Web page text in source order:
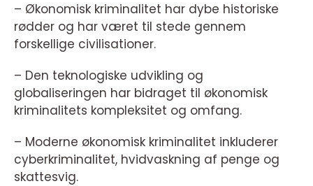
– Økonomisk kriminalitet har dybe historiske
rødder og har været til stede gennem
forskellige civilisationer.
– Den teknologiske udvikling og
globaliseringen har bidraget til økonomisk
kriminalitets kompleksitet og omfang.
– Moderne økonomisk kriminalitet inkluderer
cyberkriminalitet, hvidvaskning af penge og
skattesvig.